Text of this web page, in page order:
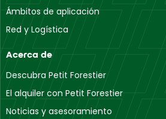
Ámbitos de aplicación
Red y Logística
Acerca de
Descubra Petit Forestier
El alquiler con Petit Forestier
Noticias y asesoramiento